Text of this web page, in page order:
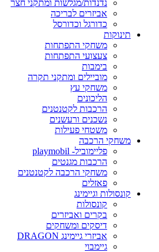
נדנדות/מגלשות ומתקני חצר
אביזרים לבריכה
כדורגל וכדורסל
תינוקות
משחקי התפתחות
צעצועי התפתחות
בימבות
מוביילים ומתקני תקרה
משחקי עץ
הליכונים
הרכבות לקטנטנים
נשכנים ורעשנים
משטחי פעילות
משחקי הרכבה
פליימוביל- playmobil
הרכבות מגנטים
משחקי הרכבה לקטנטנים
פאזלים
קונסולות וגיימינג
קונסולות
בקרים ואביזרים
דיסקים ומשחקים
אביזרי גיימינג DRAGON
גיימבוי